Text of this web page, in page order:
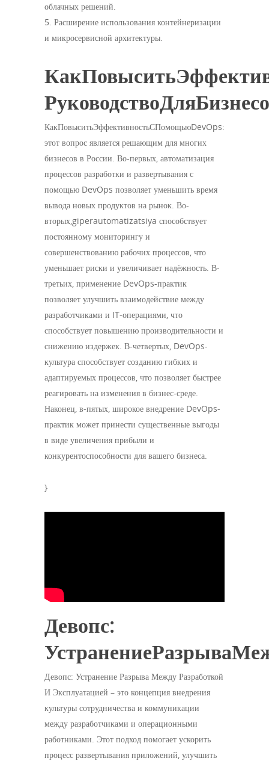
облачных решений.
5. Расширение использования контейнеризации
и микросервисной архитектуры.
КакПовыситьЭффективностьСПомощьюDevOps:
этот вопрос является решающим для многих
бизнесов в России. Во-первых, автоматизация
процессов разработки и развертывания с
помощью DevOps позволяет уменьшить время
вывода новых продуктов на рынок. Во-
вторых,giperautomatizatsiya способствует
постоянному мониторингу и
совершенствованию рабочих процессов, что
уменьшает риски и увеличивает надёжность. В-
третьих, применение DevOps-практик
позволяет улучшить взаимодействие между
разработчиками и IT-операциями, что
способствует повышению производительности и
снижению издержек. В-четвертых, DevOps-
культура способствует созданию гибких и
адаптируемых процессов, что позволяет быстрее
реагировать на изменения в бизнес-среде.
Наконец, в-пятых, широкое внедрение DevOps-
практик может принести существенные выгоды
в виде увеличения прибыли и
конкурентоспособности для вашего бизнеса.
}
Девопс:
Девопс: Устранение Разрыва Между Разработкой
И Эксплуатацией – это концепция внедрения
культуры сотрудничества и коммуникации
между разработчиками и операционными
работниками. Этот подход помогает ускорить
процесс развертывания приложений, улучшить